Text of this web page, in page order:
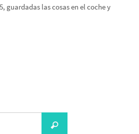
guardadas las cosas en el coche y
Buscar